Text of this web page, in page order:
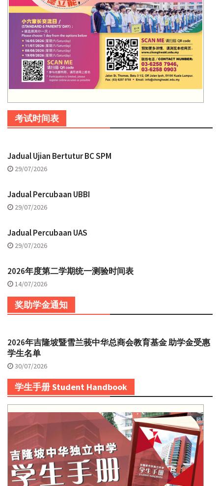
考试时间表
Jadual Ujian Bertutur BC SPM
29/07/2026
Jadual Percubaan UBBI
29/07/2026
Jadual Percubaan UAS
29/07/2026
2026年度第二学期统一测验时间表
14/07/2026
奖助学金通知
2026年吉隆坡暨雪兰莪中华总商会教育基金 助学金受惠
学生名单
30/07/2026
学生手册 Student Handbook